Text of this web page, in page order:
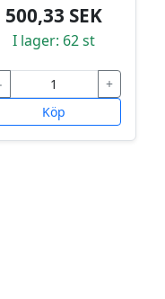
500,33 SEK
I lager: 62 st
+
Köp